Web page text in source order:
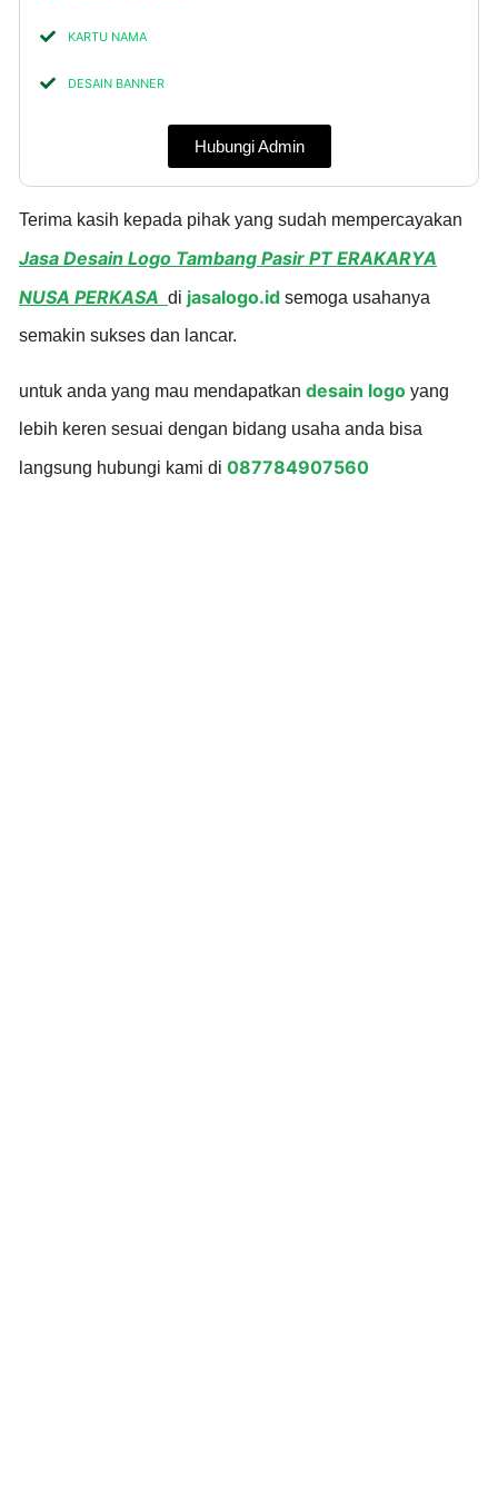
KARTU NAMA
DESAIN BANNER
Hubungi Admin
Terima kasih kepada pihak yang sudah mempercayakan
Jasa Desain Logo Tambang Pasir PT ERAKARYA
NUSA PERKASA di jasalogo.id semoga usahanya
semakin sukses dan lancar.
untuk anda yang mau mendapatkan desain logo yang
lebih keren sesuai dengan bidang usaha anda bisa
langsung hubungi kami di 087784907560